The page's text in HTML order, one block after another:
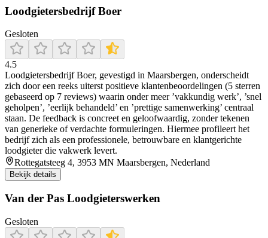
Loodgietersbedrijf Boer
Gesloten
4.5
Loodgietersbedrijf Boer, gevestigd in Maarsbergen, onderscheidt
zich door een reeks uiterst positieve klantenbeoordelingen (5 sterren
gebaseerd op 7 reviews) waarin onder meer ’vakkundig werk’, ’snel
geholpen’, ’eerlijk behandeld’ en ’prettige samenwerking’ centraal
staan. De feedback is concreet en geloofwaardig, zonder tekenen
van generieke of verdachte formuleringen. Hiermee profileert het
bedrijf zich als een professionele, betrouwbare en klantgerichte
loodgieter die vakwerk levert.
Rottegatsteeg 4, 3953 MN Maarsbergen, Nederland
Bekijk details
Van der Pas Loodgieterswerken
Gesloten